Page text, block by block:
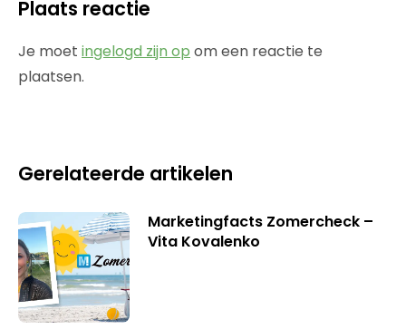
Plaats reactie
Je moet ingelogd zijn op om een reactie te
plaatsen.
Gerelateerde artikelen
Marketingfacts Zomercheck –
Vita Kovalenko